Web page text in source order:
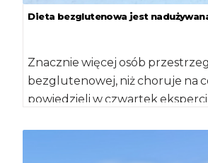
Dieta bezglutenowa jest
Znacznie więcej osób
bezglutenowej, niż choruje na
powiedzieli w czwartek